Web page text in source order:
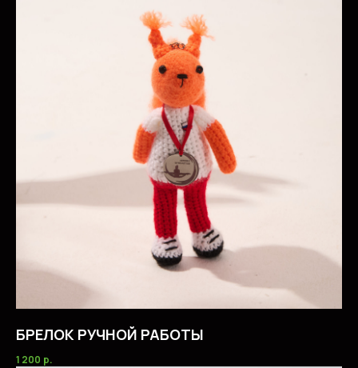
БРЕЛОК РУЧНОЙ РАБОТЫ
1 200 р.